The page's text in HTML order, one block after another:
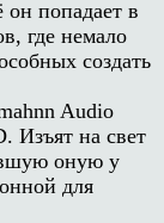
он попадает в
где немало
создать
Audio
Изъят на свет
оную у
для